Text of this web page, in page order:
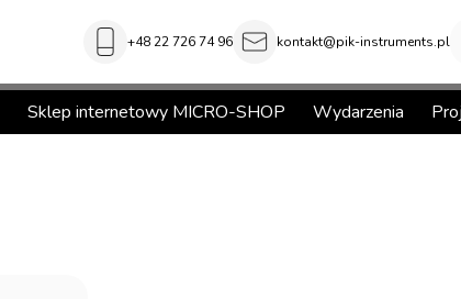
+48 22 726 74 96 kontakt@pik-instruments.pl
Sklep internetowy MICRO-SHOP Wydarzenia